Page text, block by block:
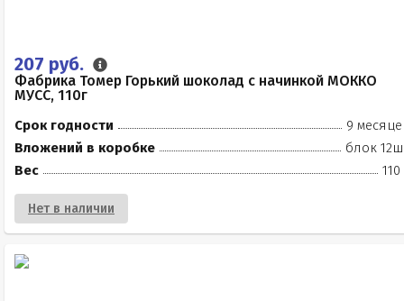
207 руб.
Фабрика Томер Горький шоколад с начинкой МОККО
МУСС, 110г
Срок годности
9
Вложений в коробке
блок
Вес
110
Нет в наличии